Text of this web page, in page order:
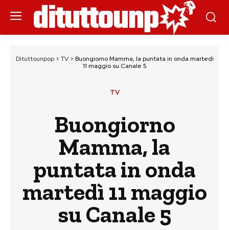
Dituttounpop> TV> Buongiorno Mamma, la puntata in onda martedì
11 maggio su Canale 5
TV
Buongiorno
Mamma, la
puntata in onda
martedì 11 maggio
su Canale 5